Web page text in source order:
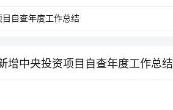
增中央投资项目自查年度工作总结